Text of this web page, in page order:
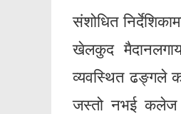
संशोधित
खेलकुद
व्यवस्थित ढङ्गले
जस्तो नभई कलेज